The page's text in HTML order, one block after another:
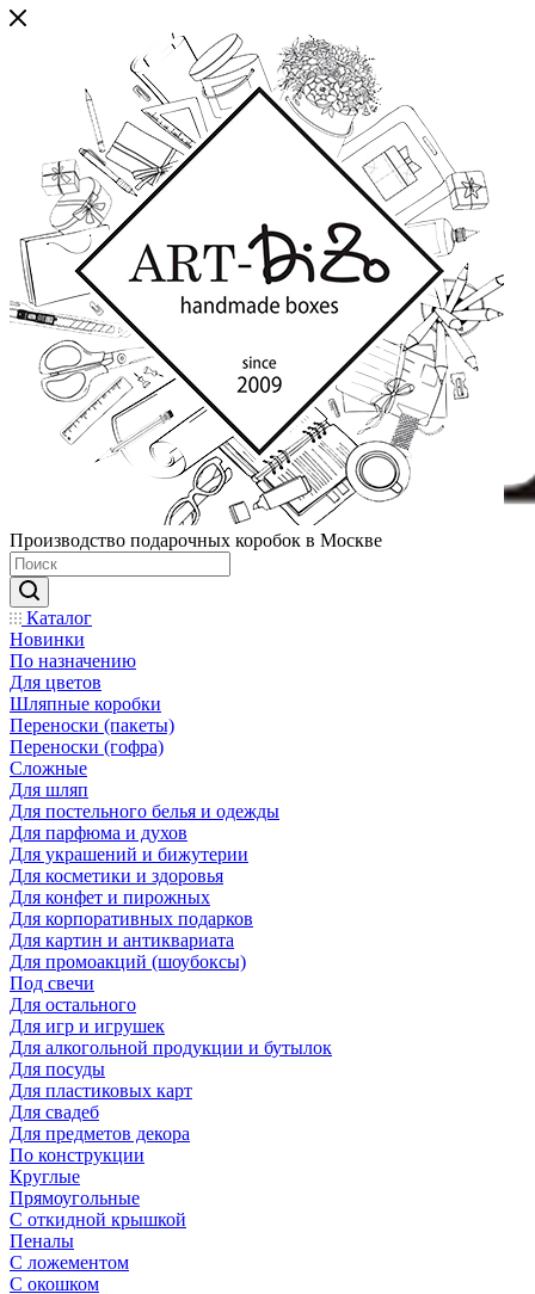
Производство подарочных коробок в Москве
Каталог
Новинки
По назначению
Для цветов
Шляпные коробки
Переноски (пакеты)
Переноски (гофра)
Сложные
Для шляп
Для постельного белья и одежды
Для парфюма и духов
Для украшений и бижутерии
Для косметики и здоровья
Для конфет и пирожных
Для корпоративных подарков
Для картин и антиквариата
Для промоакций (шоубоксы)
Под свечи
Для остального
Для игр и игрушек
Для алкогольной продукции и бутылок
Для посуды
Для пластиковых карт
Для свадеб
Для предметов декора
По конструкции
Круглые
Прямоугольные
С откидной крышкой
Пеналы
С ложементом
С окошком